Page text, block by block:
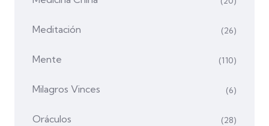
Meditación (26)
Mente (110)
Milagros Vinces (6)
Oráculos (28)